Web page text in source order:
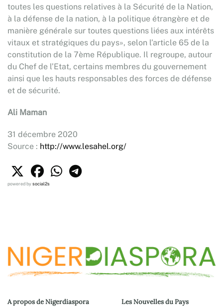
toutes les questions relatives à la Sécurité de la Nation,
à la défense de la nation, à la politique étrangère et de
manière générale sur toutes questions liées aux intérêts
vitaux et stratégiques du pays», selon l’article 65 de la
constitution de la 7ème République. Il regroupe, autour
du Chef de l’Etat, certains membres du gouvernement
ainsi que les hauts responsables des forces de défense
et de sécurité.
Ali Maman
31 décembre 2020
Source : http://www.lesahel.org/
powered bysocial2s
A propos de Nigerdiaspora Les Nouvelles du Pays